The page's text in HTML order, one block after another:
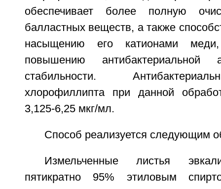
обеспечивает более полную
балластных веществ, а также
насыщению его катионами
повышению
стабильности.
хлорофиллипта при данной
3,125-6,25 мкг/мл.
Способ реализуется следующим
Измельченные листья
пятикратно 95% этиловым